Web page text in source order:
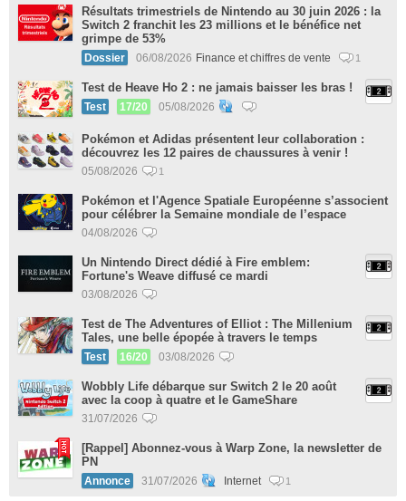
Résultats trimestriels de Nintendo au 30 juin 2026 : la
Switch 2 franchit les 23 millions et le bénéfice net
grimpe de 53%
Dossier 06/08/2026 Finance et chiffres de vente 1
Test de Heave Ho 2 : ne jamais baisser les bras !
Test 17/20 05/08/2026
Pokémon et Adidas présentent leur collaboration :
découvrez les 12 paires de chaussures à venir !
05/08/2026 1
Pokémon et l'Agence Spatiale Européenne s’associent
pour célébrer la Semaine mondiale de l’espace
04/08/2026
Un Nintendo Direct dédié à Fire emblem:
Fortune's Weave diffusé ce mardi
03/08/2026
Test de The Adventures of Elliot : The Millenium
Tales, une belle épopée à travers le temps
Test 16/20 03/08/2026
Wobbly Life débarque sur Switch 2 le 20 août
avec la coop à quatre et le GameShare
31/07/2026
[Rappel] Abonnez-vous à Warp Zone, la newsletter de
PN
Annonce 31/07/2026 Internet 1